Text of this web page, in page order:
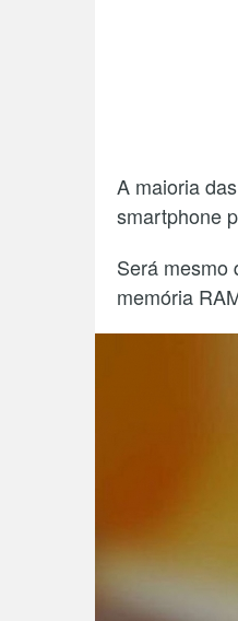
A maioria
smartphone
Será mesmo
memória